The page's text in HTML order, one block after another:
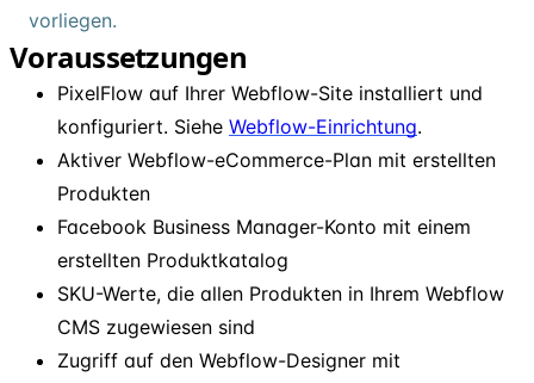
vorliegen.
Voraussetzungen
PixelFlow auf Ihrer Webflow-Site installiert und
konfiguriert. Siehe Webflow-Einrichtung.
Aktiver Webflow-eCommerce-Plan mit erstellten
Produkten
Facebook Business Manager-Konto mit einem
erstellten Produktkatalog
SKU-Werte, die allen Produkten in Ihrem Webflow
CMS zugewiesen sind
Zugriff auf den Webflow-Designer mit